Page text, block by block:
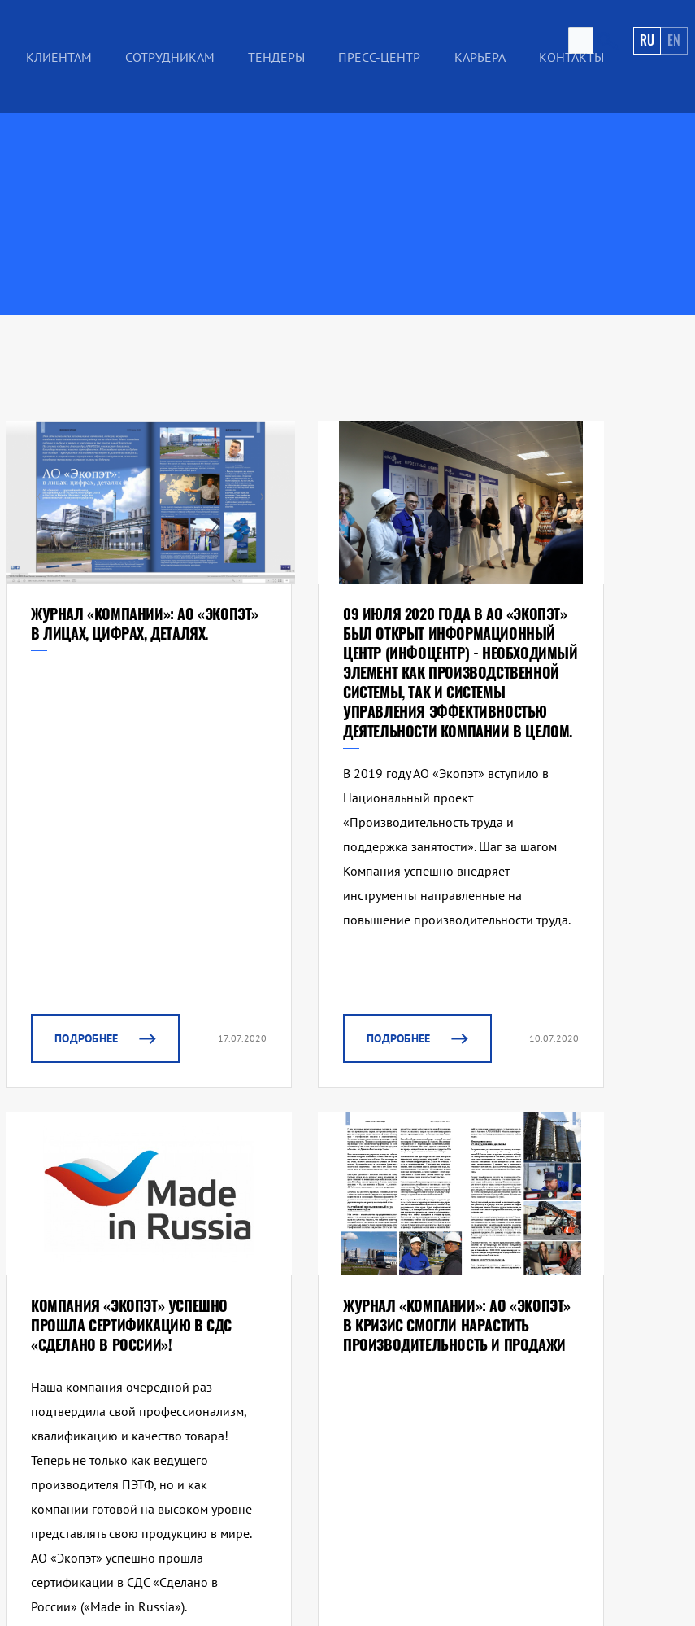
RU EN
КЛИЕНТАМ СОТРУДНИКАМ ТЕНДЕРЫ ПРЕСС-ЦЕНТР КАРЬЕРА КОНТАКТЫ
ЖУРНАЛ «КОМПАНИИ»: АО «ЭКОПЭТ»
В ЛИЦАХ, ЦИФРАХ, ДЕТАЛЯХ.
ПОДРОБНЕЕ 17.07.2020
09 ИЮЛЯ 2020 ГОДА В АО «ЭКОПЭТ»
БЫЛ ОТКРЫТ ИНФОРМАЦИОННЫЙ
ЦЕНТР (ИНФОЦЕНТР) - НЕОБХОДИМЫЙ
ЭЛЕМЕНТ КАК ПРОИЗВОДСТВЕННОЙ
СИСТЕМЫ, ТАК И СИСТЕМЫ
УПРАВЛЕНИЯ ЭФФЕКТИВНОСТЬЮ
ДЕЯТЕЛЬНОСТИ КОМПАНИИ В ЦЕЛОМ.
В 2019 году АО «Экопэт» вступило в
Национальный проект
«Производительность труда и
поддержка занятости». Шаг за шагом
Компания успешно внедряет
инструменты направленные на
повышение производительности труда.
ПОДРОБНЕЕ 10.07.2020
КОМПАНИЯ «ЭКОПЭТ» УСПЕШНО
ПРОШЛА СЕРТИФИКАЦИЮ В СДС
«СДЕЛАНО В РОССИИ»!
Наша компания очередной раз
подтвердила свой профессионализм,
квалификацию и качество товара!
Теперь не только как ведущего
производителя ПЭТФ, но и как
компании готовой на высоком уровне
представлять свою продукцию в мире.
АО «Экопэт» успешно прошла
сертификации в СДС «Сделано в
России» («Made in Russia»).
ЖУРНАЛ «КОМПАНИИ»: АО «ЭКОПЭТ»
В КРИЗИС СМОГЛИ НАРАСТИТЬ
ПРОИЗВОДИТЕЛЬНОСТЬ И ПРОДАЖИ